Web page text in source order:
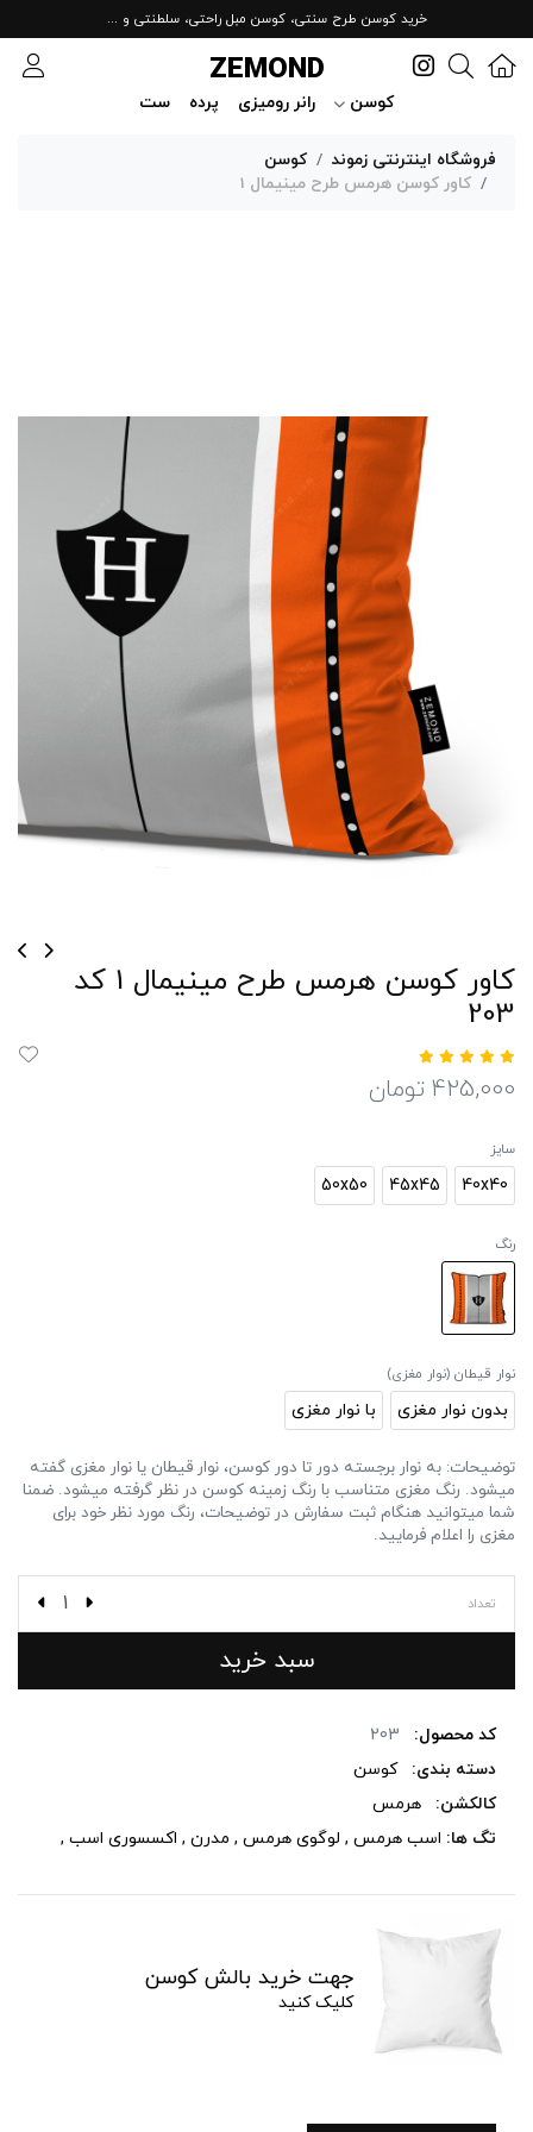
خرید کوسن طرح سنتی، کوسن مبل راحتی، سلطنتی و ...
ZEMOND
کوسن رانر رومیزی پرده ست
فروشگاه اینترنتی زموند
کوسن
کاور کوسن هرمس طرح مینیمال 1
کاور کوسن هرمس طرح مینیمال 1 کد
203
425,000 تومان
سایز
40x40
45x45
50x50
رنگ
نوار قیطان (نوار مغزی)
بدون نوار مغزی با نوار مغزی
توضیحات: به نوار برجسته دور تا دور کوسن، نوار قیطان یا نوار مغزی گفته
میشود. رنگ مغزی متناسب با رنگ زمینه کوسن در نظر گرفته میشود. ضمنا
شما میتوانید هنگام ثبت سفارش در توضیحات، رنگ مورد نظر خود برای
مغزی را اعلام فرمایید.
تعداد
سبد خرید
کد محصول:
203
دسته بندی:
کوسن
کالکشن:
هرمس
تگ ها: اسب هرمس , لوگوی هرمس , مدرن , اکسسوری اسب ,
جهت خرید بالش کوسن
کلیک کنید